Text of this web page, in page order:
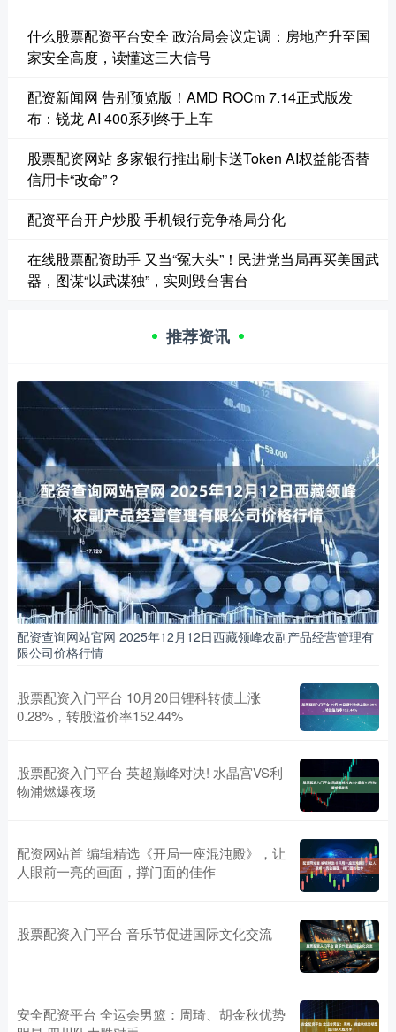
什么股票配资平台安全 政治局会议定调：房地产升至国
家安全高度，读懂这三大信号
配资新闻网 告别预览版！AMD ROCm 7.14正式版发
布：锐龙 AI 400系列终于上车
股票配资网站 多家银行推出刷卡送Token AI权益能否替
信用卡“改命”？
配资平台开户炒股 手机银行竞争格局分化
在线股票配资助手 又当“冤大头”！民进党当局再买美国武
器，图谋“以武谋独”，实则毁台害台
推荐资讯
配资查询网站官网 2025年12月12日西藏领峰农副产品经营管理有
限公司价格行情
股票配资入门平台 10月20日锂科转债上涨
0.28%，转股溢价率152.44%
股票配资入门平台 英超巅峰对决! 水晶宫VS利
物浦燃爆夜场
配资网站首 编辑精选《开局一座混沌殿》，让
人眼前一亮的画面，撑门面的佳作
股票配资入门平台 音乐节促进国际文化交流
安全配资平台 全运会男篮：周琦、胡金秋优势